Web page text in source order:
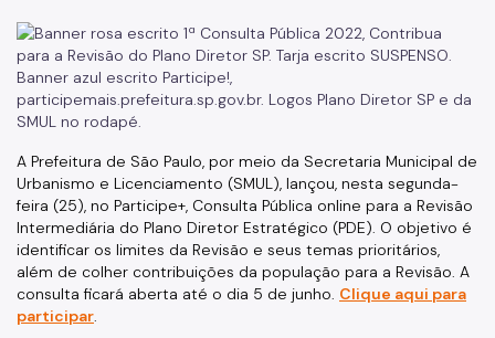
SP Urbanismo
Aprovação de Projetos
Portal de Licenciamento
Aprova Rápido
Requalifica Rápido
Controle do uso
Certificado de Acessibilidade
A Prefeitura de São Paulo, por meio da Secretaria Municipal de
Urbanismo e Licenciamento (SMUL), lançou, nesta segunda-
feira (25), no Participe+, Consulta Pública online para a Revisão
Intermediária do Plano Diretor Estratégico (PDE). O objetivo é
identificar os limites da Revisão e seus temas prioritários,
além de colher contribuições da população para a Revisão. A
consulta ficará aberta até o dia 5 de junho. Clique aqui para
participar.